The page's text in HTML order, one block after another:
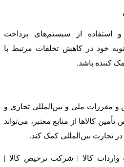
و استفاده از سیستم‌های پرداخت
نوبه خود در کاهش تخلفات مرتبط با
کننده باشد.
و مقررات ملی و بین‌المللی تجاری و
کالاها از منابع معتبر، می‌تواند
در تجارت بین‌المللی کمک کند.